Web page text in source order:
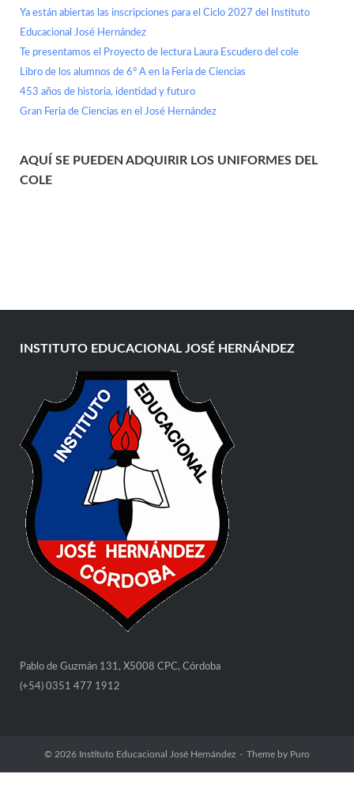
Ya están abiertas las inscripciones para el Ciclo 2027 del Instituto
Educacional José Hernández
Te presentamos el Proyecto de lectura Laura Escudero del cole
Libro de los alumnos de 6° A en la Feria de Ciencias
453 años de historia, identidad y futuro
Gran Feria de Ciencias en el José Hernández
AQUÍ SE PUEDEN ADQUIRIR LOS UNIFORMES DEL
COLE
INSTITUTO EDUCACIONAL JOSÉ HERNÁNDEZ
Pablo de Guzmán 131, X5008 CPC, Córdoba
(+54) 0351 477 1912
© 2026 Instituto Educacional José Hernández Theme by Puro